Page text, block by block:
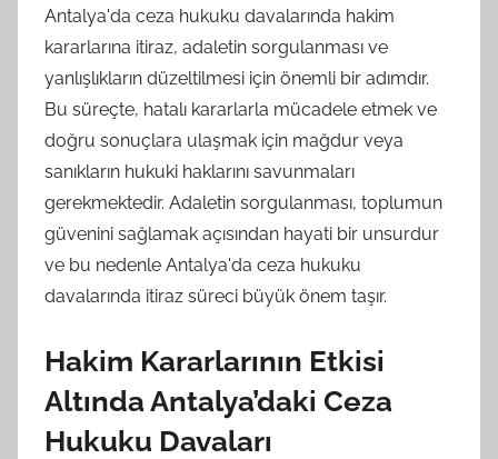
Antalya'da ceza hukuku davalarında hakim
kararlarına itiraz, adaletin sorgulanması ve
yanlışlıkların düzeltilmesi için önemli bir adımdır.
Bu süreçte, hatalı kararlarla mücadele etmek ve
doğru sonuçlara ulaşmak için mağdur veya
sanıkların hukuki haklarını savunmaları
gerekmektedir. Adaletin sorgulanması, toplumun
güvenini sağlamak açısından hayati bir unsurdur
ve bu nedenle Antalya'da ceza hukuku
davalarında itiraz süreci büyük önem taşır.
Hakim Kararlarının Etkisi
Altında Antalya’daki Ceza
Hukuku Davaları